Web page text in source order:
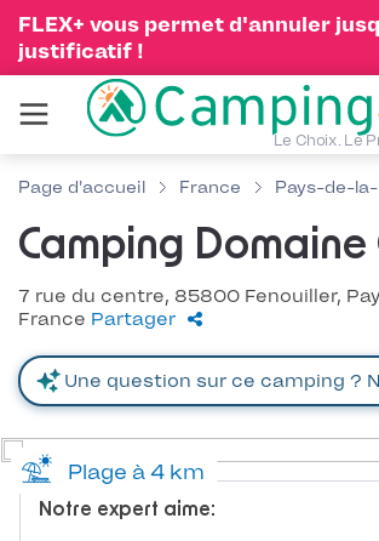
FLEX+ vous permet d'annuler
justificatif !
Le Choix. Le
Page d'accueil France Pays-de-
Camping
7 rue du centre, 85800 Fenouiller,
France Partager
Notre expert aime:
Plage à 4 km